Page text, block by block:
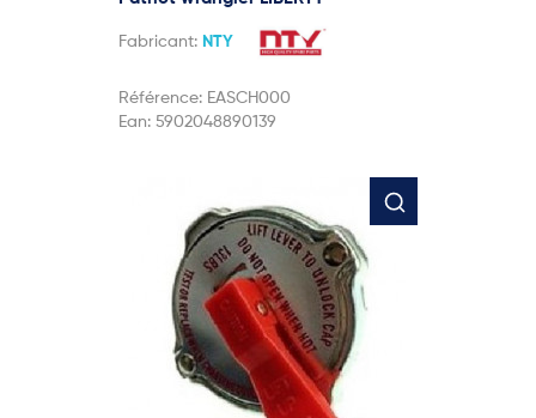
Fabricant: NTY
Référence: EASCH000
Ean: 5902048890139